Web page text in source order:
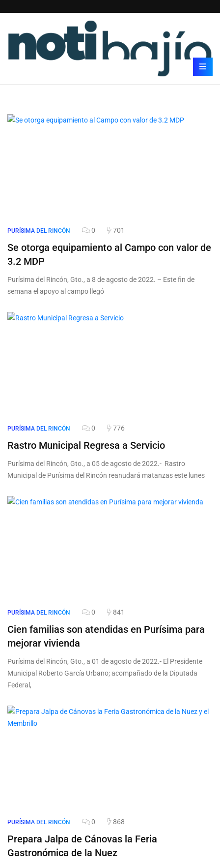
PURÍSIMA DEL RINCÓN 0 701
Se otorga equipamiento al Campo con valor de
3.2 MDP
Purísima del Rincón, Gto., a 8 de agosto de 2022. – Este fin de
semana el apoyo al campo llegó
PURÍSIMA DEL RINCÓN 0 776
Rastro Municipal Regresa a Servicio
Purísima del Rincón, Gto., a 05 de agosto de 2022.- Rastro
Municipal de Purísima del Rincón reanudará matanzas este lunes
PURÍSIMA DEL RINCÓN 0 841
Cien familias son atendidas en Purísima para
mejorar vivienda
Purísima del Rincón, Gto., a 01 de agosto de 2022.- El Presidente
Municipal Roberto García Urbano; acompañado de la Diputada
Federal,
PURÍSIMA DEL RINCÓN 0 868
Prepara Jalpa de Cánovas la Feria
Gastronómica de la Nuez